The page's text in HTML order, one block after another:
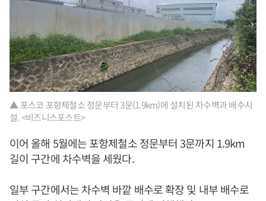
▲ 포스코 포항제철소 정문부터 3문(1.9km)에 설치된 차수벽과 배수시
설. <비즈니스포스트>
이어 올해 5월에는 포항제철소 정문부터 3문까지 1.9km
길이 구간에 차수벽을 세웠다.
일부 구간에서는 차수벽 바깥 배수로 확장 및 내부 배수로